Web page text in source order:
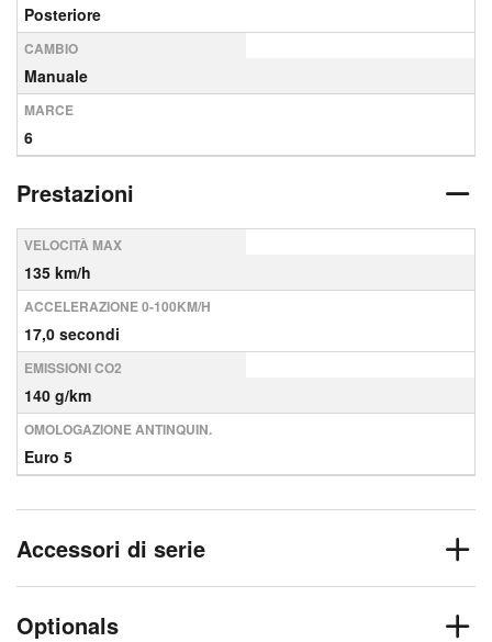
Posteriore
CAMBIO
Manuale
MARCE
6
Prestazioni
VELOCITÀ MAX
135 km/h
ACCELERAZIONE 0-100KM/H
17,0 secondi
EMISSIONI CO2
140 g/km
OMOLOGAZIONE ANTINQUIN.
Euro 5
Accessori di serie
Optionals